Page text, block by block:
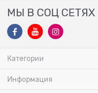
МЫ В СОЦ СЕТЯХ
Категории
Информация